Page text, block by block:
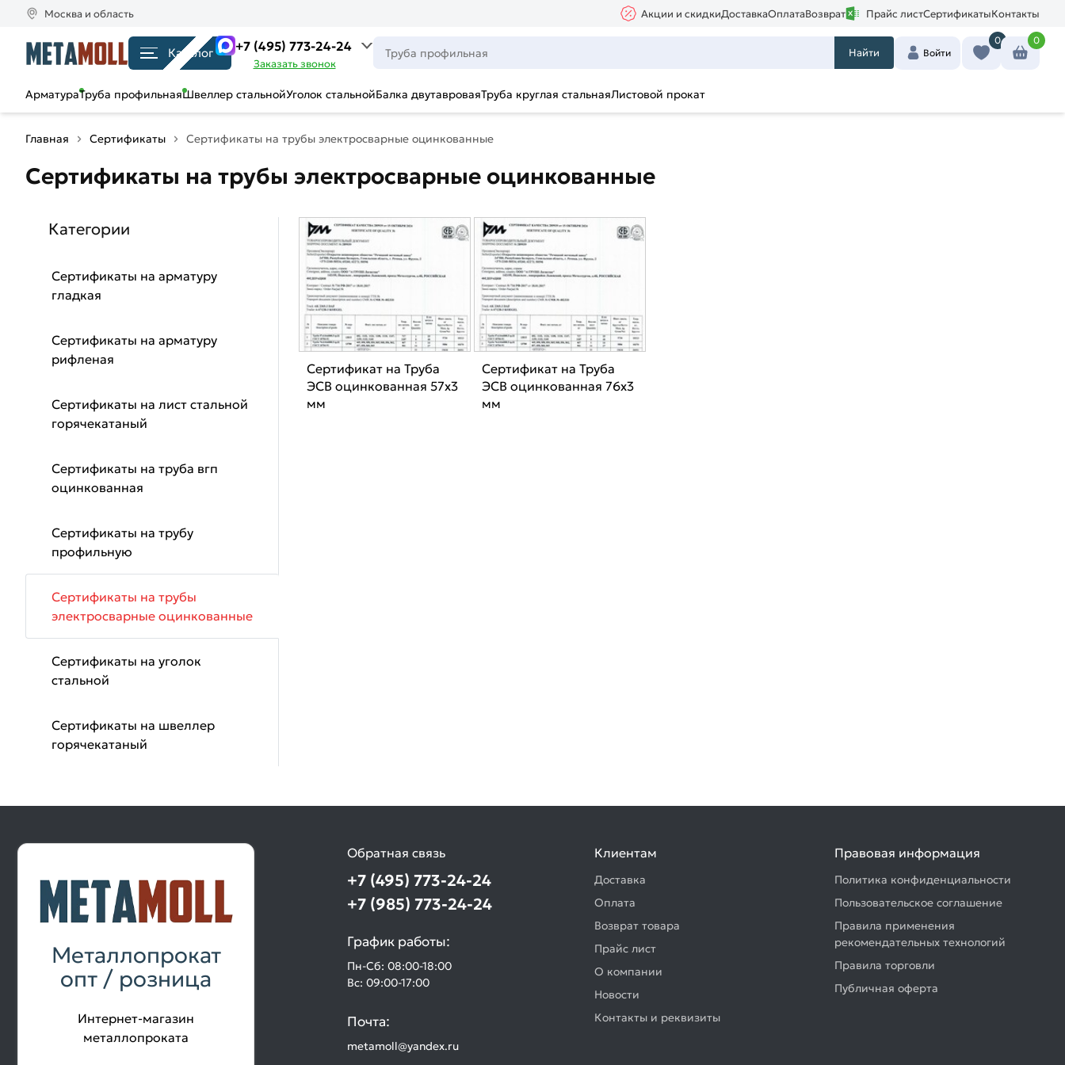
Москва и область Акции и скидкиДоставкаОплатаВозврат Прайс листСертификатыКонтакты
Каталог +7 (495) 773-24-24
Заказать звонок
Найти Войти
0 0
АрматураТруба профильнаяШвеллер стальнойУголок стальнойБалка двутавроваяТруба круглая стальнаяЛистовой прокат
Главная Сертификаты Сертификаты на трубы электросварные оцинкованные
Сертификаты на трубы электросварные оцинкованные
Категории
Сертификаты на арматуру
гладкая
Сертификаты на арматуру
рифленая
Сертификаты на лист стальной
горячекатаный
Сертификаты на труба вгп
оцинкованная
Сертификаты на трубу
профильную
Сертификаты на трубы
электросварные оцинкованные
Сертификаты на уголок
стальной
Сертификаты на швеллер
горячекатаный
Сертификат на Труба
ЭСВ оцинкованная 57х3
мм
Сертификат на Труба
ЭСВ оцинкованная 76х3
мм
Металлопрокат
опт / розница
Интернет-магазин
металлопроката
Обратная связь
+7 (495) 773-24-24
+7 (985) 773-24-24
График работы:
Пн-Сб: 08:00-18:00
Вс: 09:00-17:00
Почта:
metamoll@yandex.ru
Клиентам
Доставка
Оплата
Возврат товара
Прайс лист
О компании
Новости
Контакты и реквизиты
Правовая информация
Политика конфиденциальности
Пользовательское соглашение
Правила применения
рекомендательных технологий
Правила торговли
Публичная оферта